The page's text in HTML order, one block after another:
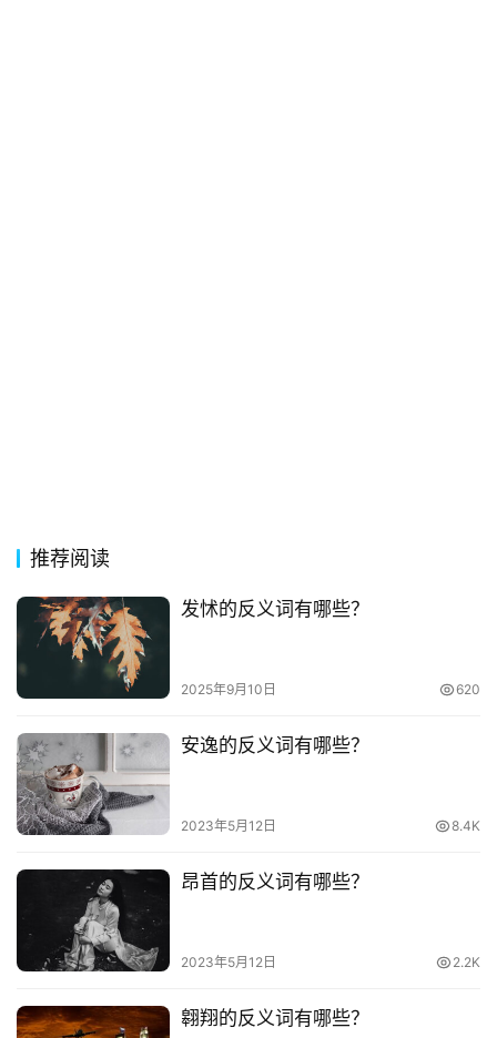
推荐阅读
发怵的反义词有哪些？
2025年9月10日 620
安逸的反义词有哪些？
2023年5月12日 8.4K
昂首的反义词有哪些？
2023年5月12日 2.2K
翱翔的反义词有哪些？